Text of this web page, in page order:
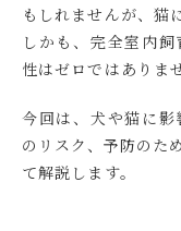
もしれませんが、猫
しかも、完全室内
性はゼロではありま
今回は、犬や猫に
のリスク、予防のた
て解説します。